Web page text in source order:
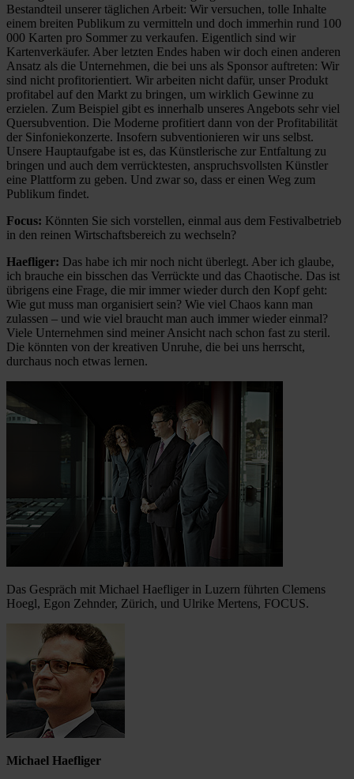
Bestandteil unserer täglichen Arbeit: Wir versuchen, tolle Inhalte
einem breiten Publikum zu vermitteln und doch immerhin rund 100
000 Karten pro Sommer zu verkaufen. Eigentlich sind wir
Kartenverkäufer. Aber letzten Endes haben wir doch einen anderen
Ansatz als die Unternehmen, die bei uns als Sponsor auftreten: Wir
sind nicht profitorientiert. Wir arbeiten nicht dafür, unser Produkt
profitabel auf den Markt zu bringen, um wirklich Gewinne zu
erzielen. Zum Beispiel gibt es innerhalb unseres Angebots sehr viel
Quersubvention. Die Moderne profitiert dann von der Profitabilität
der Sinfoniekonzerte. Insofern subventionieren wir uns selbst.
Unsere Hauptaufgabe ist es, das Künstlerische zur Entfaltung zu
bringen und auch dem verrücktesten, anspruchsvollsten Künstler
eine Plattform zu geben. Und zwar so, dass er einen Weg zum
Publikum findet.
Focus: Könnten Sie sich vorstellen, einmal aus dem Festivalbetrieb
in den reinen Wirtschaftsbereich zu wechseln?
Haefliger: Das habe ich mir noch nicht überlegt. Aber ich glaube,
ich brauche ein bisschen das Verrückte und das Chaotische. Das ist
übrigens eine Frage, die mir immer wieder durch den Kopf geht:
Wie gut muss man organisiert sein? Wie viel Chaos kann man
zulassen – und wie viel braucht man auch immer wieder einmal?
Viele Unternehmen sind meiner Ansicht nach schon fast zu steril.
Die könnten von der kreativen Unruhe, die bei uns herrscht,
durchaus noch etwas lernen.
Das Gespräch mit Michael Haefliger in Luzern führten Clemens
Hoegl, Egon Zehnder, Zürich, und Ulrike Mertens, FOCUS.
Michael Haefliger